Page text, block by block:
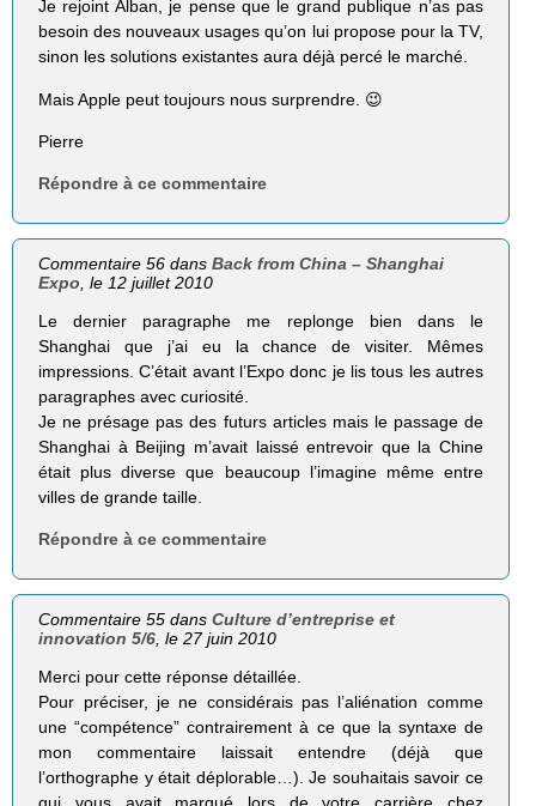
Je rejoint Alban, je pense que le grand publique n’as pas
besoin des nouveaux usages qu’on lui propose pour la TV,
sinon les solutions existantes aura déjà percé le marché.
Mais Apple peut toujours nous surprendre. 😉
Pierre
Répondre à ce commentaire
Commentaire 56 dansBack from China – Shanghai
Expo , le 12 juillet 2010
Le dernier paragraphe me replonge bien dans le
Shanghai que j’ai eu la chance de visiter. Mêmes
impressions. C’était avant l’Expo donc je lis tous les autres
paragraphes avec curiosité.
Je ne présage pas des futurs articles mais le passage de
Shanghai à Beijing m’avait laissé entrevoir que la Chine
était plus diverse que beaucoup l’imagine même entre
villes de grande taille.
Répondre à ce commentaire
Commentaire 55 dansCulture d’entreprise et
innovation 5/6 , le 27 juin 2010
Merci pour cette réponse détaillée.
Pour préciser, je ne considérais pas l’aliénation comme
une “compétence” contrairement à ce que la syntaxe de
mon commentaire laissait entendre (déjà que
l’orthographe y était déplorable…). Je souhaitais savoir ce